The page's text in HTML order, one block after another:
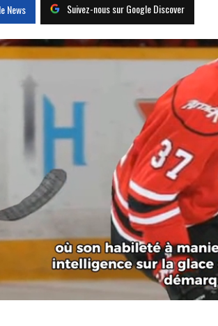
News Suivez-nous sur Google Discover